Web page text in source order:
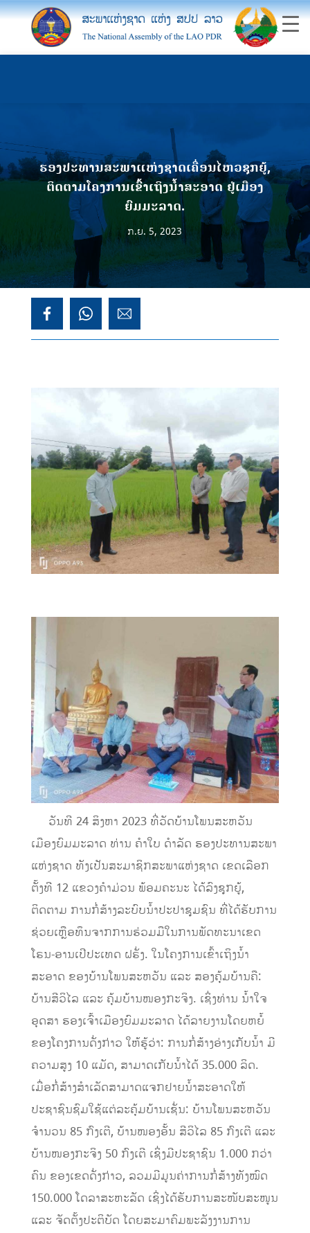
ຮອງປະທານສະພາແຫ່ງຊາດເຄື່ອນໄຫວຊຸກຍູ້,
ຕິດຕາມໂຄງການເຂົ້າເຖິງນໍ້າສະອາດ ຢູ່ເມືອງ
ຍົມມະລາດ.
ກ.ຍ. 5, 2023
ວັນທີ 24 ສິງຫາ 2023 ທີ່ວັດບ້ານໂພນສະຫວັນ
ເມືອງຍົມມະລາດ ທ່ານ ຄໍາໃບ ດຳລັດ ຮອງປະທານສະພາ
ແຫ່ງຊາດ ທັງເປັນສະມາຊິກສະພາແຫ່ງຊາດ ເຂດເລືອກ
ຕັ້ງທີ 12 ແຂວງຄໍາມ່ວນ ພ້ອມຄະນະ ໄດ້ລົງຊຸກຍູ້,
ຕິດຕາມ ການກໍ່ສ້າງລະບົບນໍ້າປະປາຊຸມຊົນ ທີ່ໄດ້ຮັບການ
ຊ່ວຍເຫຼືອທຶນຈາກການຮ່ວມມືໃນການພັດທະນາເຂດ
ໂຣນ-ອານເປີປະເທດ ຝຣັ່ງ. ໃນໂຄງການເຂົ້າເຖິງນໍ້າ
ສະອາດ ຂອງບ້ານໂພນສະຫວັນ ແລະ ສອງຄຸ້ມບ້ານຄື:
ບ້ານສີວິໄລ ແລະ ຄຸ້ມບ້ານໜອງກະຈິງ. ເຊິ່ງທ່ານ ນໍ້າໃຈ
ອຸດສາ ຮອງເຈົ້າເມືອງຍົມມະລາດ ໄດ້ລາຍງານໂດຍຫຍໍ້
ຂອງໂຄງການດັ່ງກ່າວ ໃຫ້ຮູ້ວ່າ: ການກໍ່ສ້າງອ່າງເກັບນໍ້າ ມີ
ຄວາມສູງ 10 ແມັດ, ສາມາດເກັບນໍ້າໄດ້ 35.000 ລິດ.
ເມື່ອກໍ່ສ້າງສຳເລັດສາມາດແຈກຢາຍນໍ້າສະອາດໃຫ້
ປະຊາຊົນຊົມໃຊ້ແຕ່ລະຄຸ້ມບ້ານເຊັ່ນ: ບ້ານໂພນສະຫວັນ
ຈໍານວນ 85 ກົງເຕີ, ບ້ານໜອງອັ້ນ ສີວິໄລ 85 ກົງເຕີ ແລະ
ບ້ານໜອງກະຈິງ 50 ກົງເຕີ ເຊິ່ງມີປະຊາຊົນ 1.000 ກວ່າ
ຄົນ ຂອງເຂດດັ່ງກ່າວ, ລວມມີມູນຄ່າການກໍ່ສ້າງທັງໝົດ
150.000 ໂດລາສະຫະລັດ ເຊິ່ງໄດ້ຮັບການສະໜັບສະໜູນ
ແລະ ຈັດຕັ້ງປະຕິບັດ ໂດຍສະມາຄົມພະລັງງານການ